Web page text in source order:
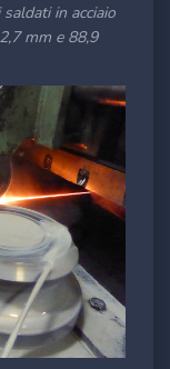
in acciaio
mm e 88,9